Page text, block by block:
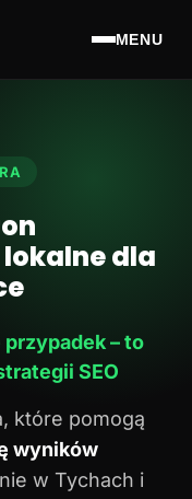
MENU
dla
– to
SEO
które pomogą
wyników
w Tychach i